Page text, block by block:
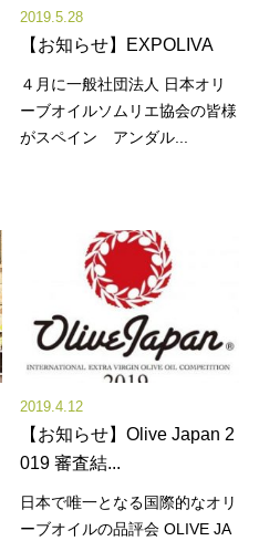
2019.5.28
【お知らせ】EXPOLIVA
４月に一般社団法人 日本オリ
ーブオイルソムリエ協会の皆様
がスペイン アンダル...
2019.4.12
【お知らせ】Olive Japan 2
019 審査結...
日本で唯一となる国際的なオリ
ーブオイルの品評会 OLIVE JA